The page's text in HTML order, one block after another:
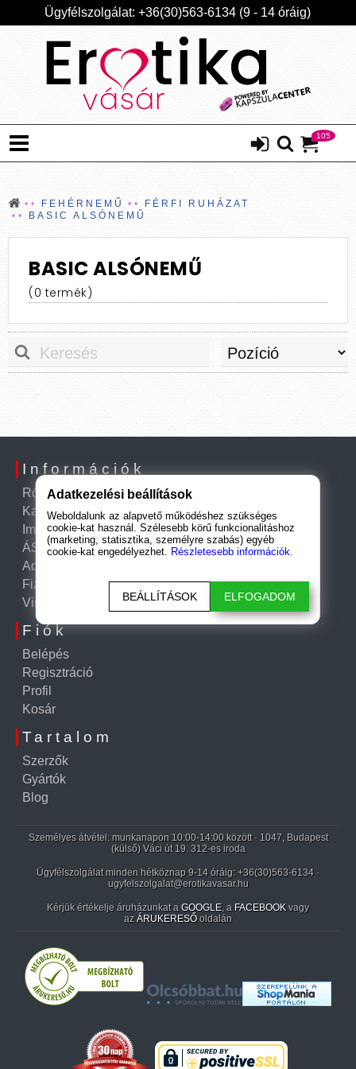
Ügyfélszolgálat: +36(30)563-6134 (9 - 14 óráig)
105
FEHÉRNEMŰ
FÉRFI RUHÁZAT
BASIC ALSÓNEMŰ
BASIC ALSÓNEMŰ
(0 termék)
Információk
Rólunk
Kapcsolat
Impresszum
ÁSZF
Adatkezelési tájékoztató
Fizetési és szállítási információk
Visszatérítési szabályzat
Fiók
Belépés
Regisztráció
Profil
Kosár
Tartalom
Szerzők
Gyártók
Blog
Személyes átvétel: munkanapon 10:00-14:00 között · 1047, Budapest
(külső) Váci út 19. 312-es iroda
Ügyfélszolgálat minden hétköznap 9-14 óráig: +36(30)563-6134 ·
ugyfelszolgalat@erotikavasar.hu
Kérjük értékelje áruházunkat a GOOGLE, a FACEBOOK vagy
az ÁRUKERESŐ oldalán
Adatkezelési beállítások
Weboldalunk az alapvető működéshez szükséges
cookie-kat használ. Szélesebb körű funkcionalitáshoz
(marketing, statisztika, személyre szabás) egyéb
cookie-kat engedélyezhet. Részletesebb információk.
BEÁLLÍTÁSOK ELFOGADOM